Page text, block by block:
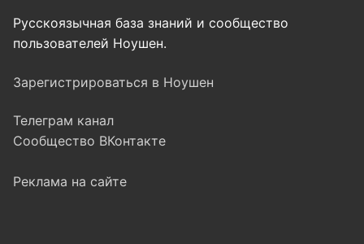
Русскоязычная база знаний и сообщество
пользователей Ноушен.
Зарегистрироваться в Ноушен
Телеграм канал
Сообщество ВКонтакте
Реклама на сайте